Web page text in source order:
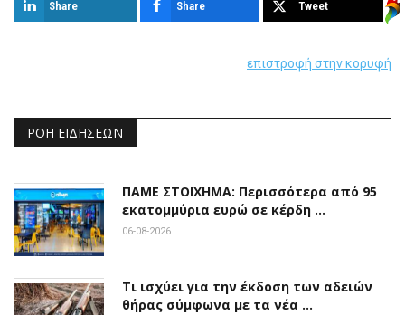
Share Share Tweet
επιστροφή στην κορυφή
ΡΟΉ ΕΙΔΉΣΕΩΝ
ΠΑΜΕ ΣΤΟΙΧΗΜΑ: Περισσότερα από 95
εκατομμύρια ευρώ σε κέρδη …
06-08-2026
Τι ισχύει για την έκδοση των αδειών
θήρας σύμφωνα με τα νέα …